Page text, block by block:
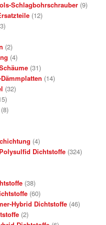
Schlagbohrschrauber (9)
(12)
(2)
(4)
(31)
(14)
(32)
(8)
(4)
Dichtstoffe (324)
(38)
(60)
Hybrid Dichtstoffe (46)
(2)